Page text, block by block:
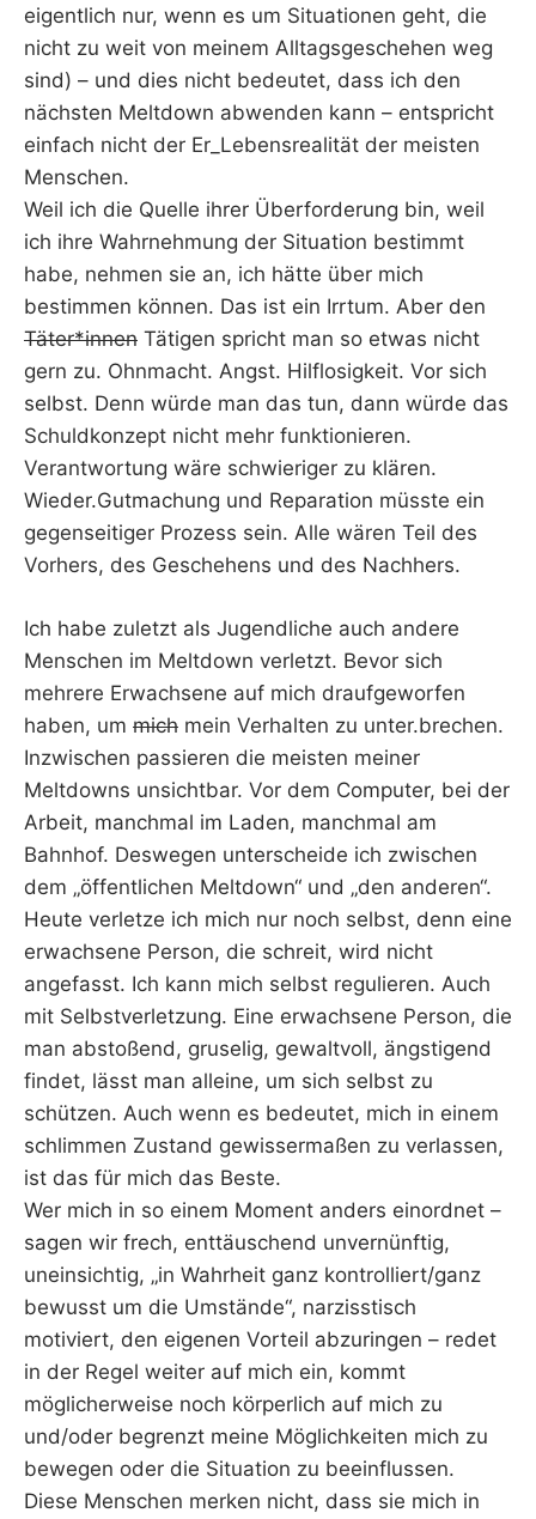
eigentlich nur, wenn es um Situationen geht, die
nicht zu weit von meinem Alltagsgeschehen weg
sind) – und dies nicht bedeutet, dass ich den
nächsten Meltdown abwenden kann – entspricht
einfach nicht der Er_Lebensrealität der meisten
Menschen.
Weil ich die Quelle ihrer Überforderung bin, weil
ich ihre Wahrnehmung der Situation bestimmt
habe, nehmen sie an, ich hätte über mich
bestimmen können. Das ist ein Irrtum. Aber den
Täter*innen Tätigen spricht man so etwas nicht
gern zu. Ohnmacht. Angst. Hilflosigkeit. Vor sich
selbst. Denn würde man das tun, dann würde das
Schuldkonzept nicht mehr funktionieren.
Verantwortung wäre schwieriger zu klären.
Wieder.Gutmachung und Reparation müsste ein
gegenseitiger Prozess sein. Alle wären Teil des
Vorhers, des Geschehens und des Nachhers.
Ich habe zuletzt als Jugendliche auch andere
Menschen im Meltdown verletzt. Bevor sich
mehrere Erwachsene auf mich draufgeworfen
haben, um mich mein Verhalten zu unter.brechen.
Inzwischen passieren die meisten meiner
Meltdowns unsichtbar. Vor dem Computer, bei der
Arbeit, manchmal im Laden, manchmal am
Bahnhof. Deswegen unterscheide ich zwischen
dem „öffentlichen Meltdown“ und „den anderen“.
Heute verletze ich mich nur noch selbst, denn eine
erwachsene Person, die schreit, wird nicht
angefasst. Ich kann mich selbst regulieren. Auch
mit Selbstverletzung. Eine erwachsene Person, die
man abstoßend, gruselig, gewaltvoll, ängstigend
findet, lässt man alleine, um sich selbst zu
schützen. Auch wenn es bedeutet, mich in einem
schlimmen Zustand gewissermaßen zu verlassen,
ist das für mich das Beste.
Wer mich in so einem Moment anders einordnet –
sagen wir frech, enttäuschend unvernünftig,
uneinsichtig, „in Wahrheit ganz kontrolliert/ganz
bewusst um die Umstände“, narzisstisch
motiviert, den eigenen Vorteil abzuringen – redet
in der Regel weiter auf mich ein, kommt
möglicherweise noch körperlich auf mich zu
und/oder begrenzt meine Möglichkeiten mich zu
bewegen oder die Situation zu beeinflussen.
Diese Menschen merken nicht, dass sie mich in